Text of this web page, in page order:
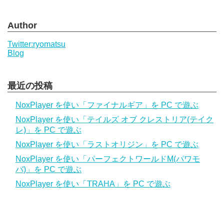
Author
Twitter:ryomatsu
Blog
最近の投稿
NoxPlayer を使い「ファイナルギア」を PC で遊ぶ
NoxPlayer を使い「テイルズ オブ クレストリア(テイク
レ)」を PC で遊ぶ
NoxPlayer を使い「ラストオリジン」を PC で遊ぶ
NoxPlayer を使い「パーフェクトワールドM(パワモ
バ)」を PC で遊ぶ
NoxPlayer を使い「TRAHA」を PC で遊ぶ